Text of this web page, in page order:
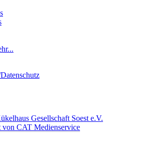
Gesellschaft Soest e.V.
von CAT Medienservice